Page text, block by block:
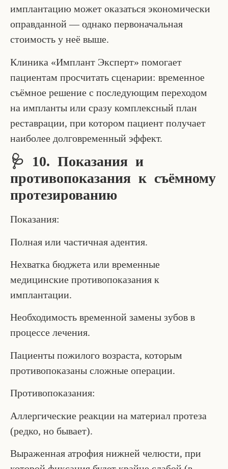
имплантацию может оказаться экономически
оправданной — однако первоначальная
стоимость у неё выше.
Клиника «Имплант Эксперт» помогает
пациентам просчитать сценарии: временное
съёмное решение с последующим переходом
на импланты или сразу комплексный план
реставрации, при котором пациент получает
наиболее долговременный эффект.
🩺 10. Показания и
противопоказания к съёмному
протезированию
Показания:
Полная или частичная адентия.
Нехватка бюджета или временные
медицинские противопоказания к
имплантации.
Необходимость временной замены зубов в
процессе лечения.
Пациенты пожилого возраста, которым
противопоказаны сложные операции.
Противопоказания:
Аллергические реакции на материал протеза
(редко, но бывает).
Выраженная атрофия нижней челюсти, при